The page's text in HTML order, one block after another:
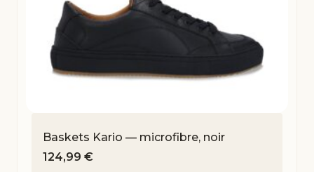
Baskets Kario — microfibre, noir
124,99 €